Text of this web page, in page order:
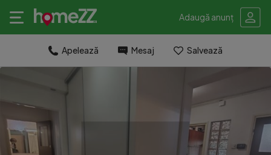
Adaugă anunț
Apelează Mesaj Salvează